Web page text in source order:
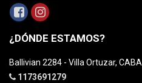
¿DÓNDE ESTAMOS?
Ballivian 2284 - Villa Ortuzar, CABA
1173691279